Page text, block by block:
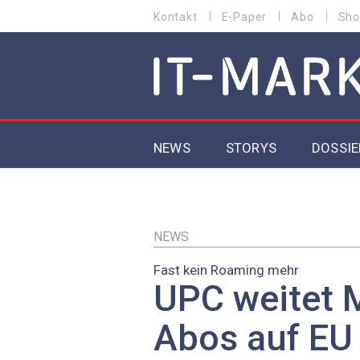
zum
MENU
Kontakt E-Paper Abo
MAIN NAVIGATION
NEWS STORYS
EU-
NEWS
Fast kein Roaming mehr
UPC weitet
Abos auf